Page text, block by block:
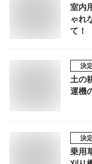
室内
ゃれ
て！
決
土の
運機
決
乗用